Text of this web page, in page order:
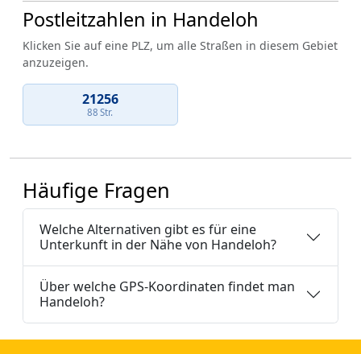
Postleitzahlen in Handeloh
Klicken Sie auf eine PLZ, um alle Straßen in diesem Gebiet
anzuzeigen.
21256
88 Str.
Häufige Fragen
Welche Alternativen gibt es für eine
Unterkunft in der Nähe von Handeloh?
Über welche GPS-Koordinaten findet man
Handeloh?